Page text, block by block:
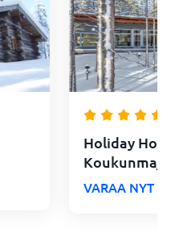
Holiday Home
Koukunmaja
VARAA NYT